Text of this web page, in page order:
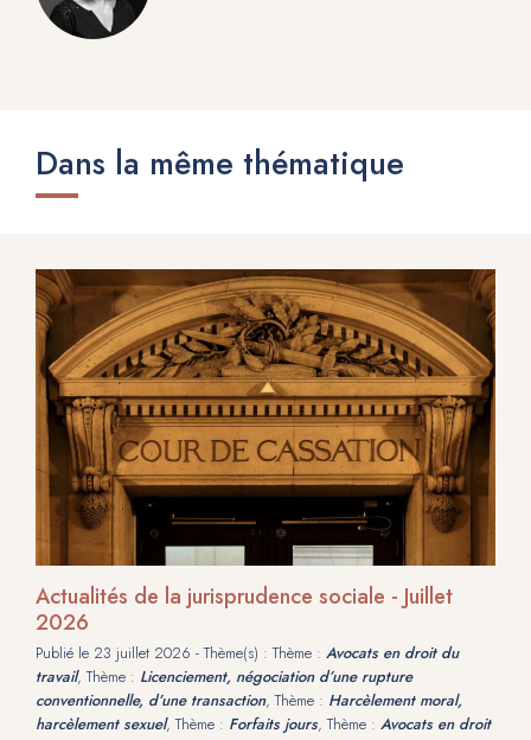
Dans la même thématique
Actualités de la jurisprudence sociale - Juillet
2026
Publié le 23 juillet 2026 - Thème(s) : Thème : Avocats en droit du
travail, Thème : Licenciement, négociation d’une rupture
conventionnelle, d’une transaction, Thème : Harcèlement moral,
harcèlement sexuel, Thème : Forfaits jours, Thème : Avocats en droit